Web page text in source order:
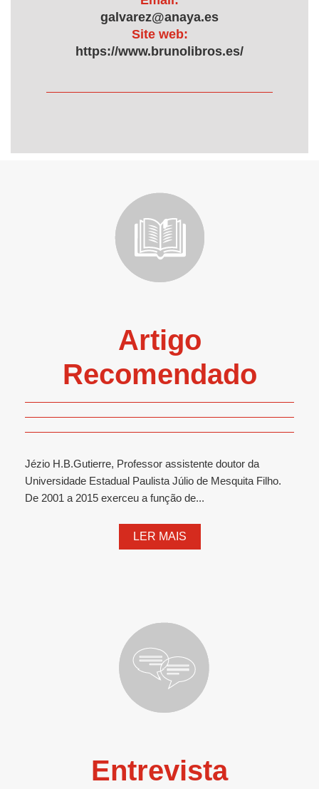
galvarez@anaya.es
Site web:
https://www.brunolibros.es/
Artigo
Recomendado
Jézio H.B.Gutierre, Professor assistente doutor da
Universidade Estadual Paulista Júlio de Mesquita Filho.
De 2001 a 2015 exerceu a função de...
LER MAIS
Entrevista